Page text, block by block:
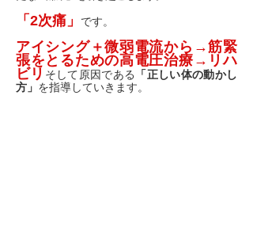
「2次痛」 です。
アイシング＋微弱電流から→筋緊
張をとるための高電圧治療→リハ
ビリ そして原因である
「正しい体の動かし
方」 を指導していきます。